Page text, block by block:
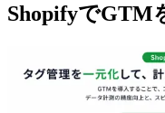
ShopifyでGTM